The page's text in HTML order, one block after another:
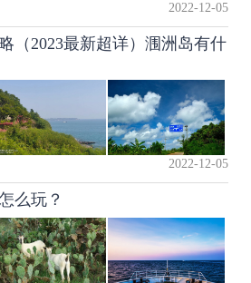
2022-12-05
（2023最新超详）涠洲岛有什
2022-12-05
么玩？